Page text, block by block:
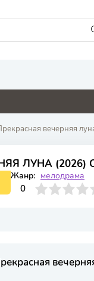
0
вечерняя
ЛУНА (2026)
Жанр: мелодрама
0
4 6 7 8 9